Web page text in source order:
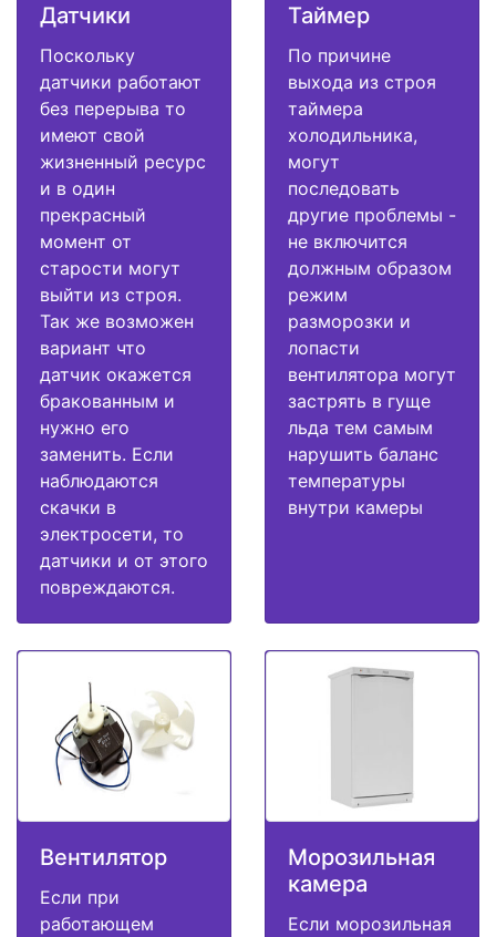
Датчики
Поскольку
датчики работают
без перерыва то
имеют свой
жизненный ресурс
и в один
прекрасный
момент от
старости могут
выйти из строя.
Так же возможен
вариант что
датчик окажется
бракованным и
нужно его
заменить. Если
наблюдаются
скачки в
электросети, то
датчики и от этого
повреждаются.
Таймер
По причине
выхода из строя
таймера
холодильника,
могут
последовать
другие проблемы -
не включится
должным образом
режим
разморозки и
лопасти
вентилятора могут
застрять в гуще
льда тем самым
нарушить баланс
температуры
внутри камеры
Вентилятор
Если при
работающем
Морозильная
камера
Если морозильная